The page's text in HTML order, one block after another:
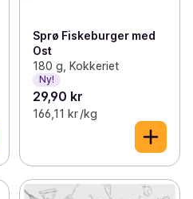
Sprø Fiskeburger med
Ost
180 g, Kokkeriet
Ny!
29,90 kr
166,11 kr /kg